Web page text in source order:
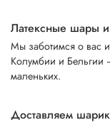
Латексные шары
Мы заботимся о вас
Колумбии и
маленьких.
Доставляем